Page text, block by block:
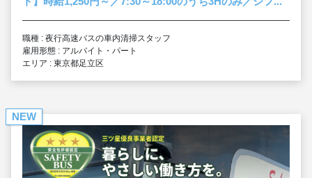
職種 : 夜行高速バスの車内清掃スタッフ
雇用形態 : アルバイト・パート
エリア : 東京都足立区
NEW